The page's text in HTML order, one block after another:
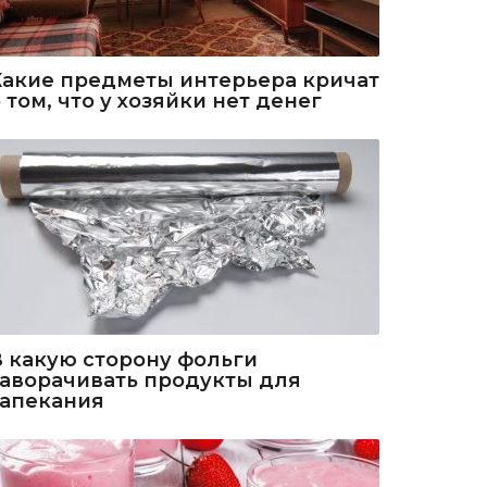
предметы интерьера кричат
том, что у хозяйки нет денег
какую сторону фольги
продукты для